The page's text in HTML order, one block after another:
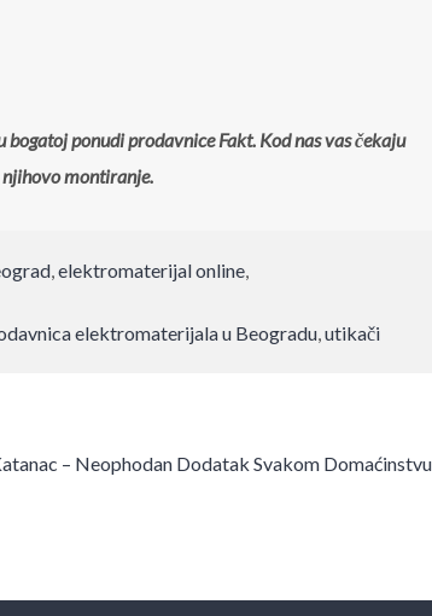
ponudi prodavnice Fakt. Kod nas vas čekaju
montiranje.
,elektromaterijal online,
elektromaterijala u Beogradu,utikači
– Neophodan Dodatak Svakom